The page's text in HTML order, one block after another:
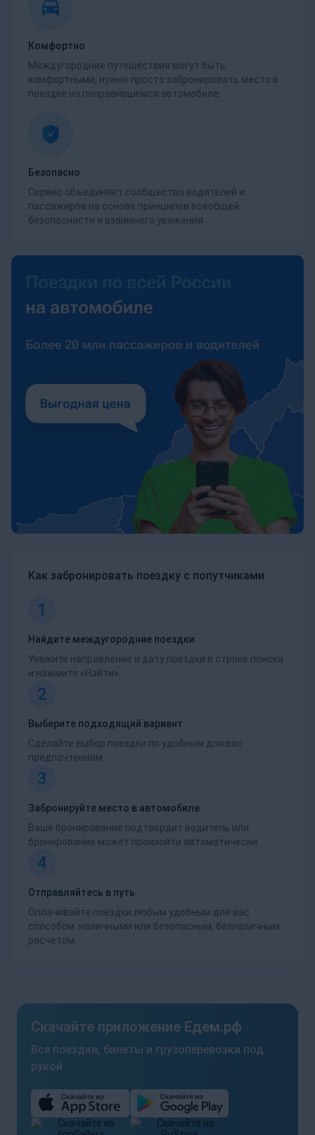
Комфортно
Междугородние путешествия могут быть
комфортными, нужно просто забронировать место в
поездке на понравившемся автомобиле.
Безопасно
Сервис объединяет сообщество водителей и
пассажиров на основе принципов всеобщей
безопасности и взаимного уважения.
Как забронировать поездку с попутчиками
1
Найдите междугородние поездки
Укажите направление и дату поездки в строке поиска
и нажмите «Найти».
2
Выберите подходящий вариант
Сделайте выбор поездки по удобным для вас
предпочтениям.
3
Забронируйте место в автомобиле
Ваше бронирование подтвердит водитель или
бронирование может произойти автоматически.
4
Отправляйтесь в путь
Оплачивайте поездки любым удобным для вас
способом: наличными или безопасным, безналичным
расчетом.
Скачайте приложение Едем.рф
Все поездки, билеты и грузоперевозки под
рукой